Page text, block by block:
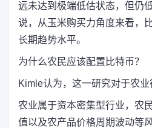
远未达到极端低估状态，但仍
说，从玉米购买力角度来看，
长期趋势水平。
为什么农民应该配置比特币？
Kimle认为，这一研究对于农业
农业属于资本密集型行业，农
值以及农产品价格周期波动等